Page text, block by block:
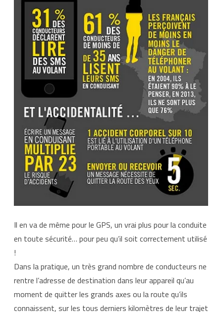
Il en va de même pour le GPS, un vrai plus pour la conduite
en toute sécurité… pour peu qu’il soit correctement utilisé
!
Dans la pratique, un très grand nombre de conducteurs ne
rentre l’adresse de destination dans leur appareil qu’au
moment de quitter les grands axes ou la route qu’ils
connaissent, sur les tous derniers kilomètres de leur trajet